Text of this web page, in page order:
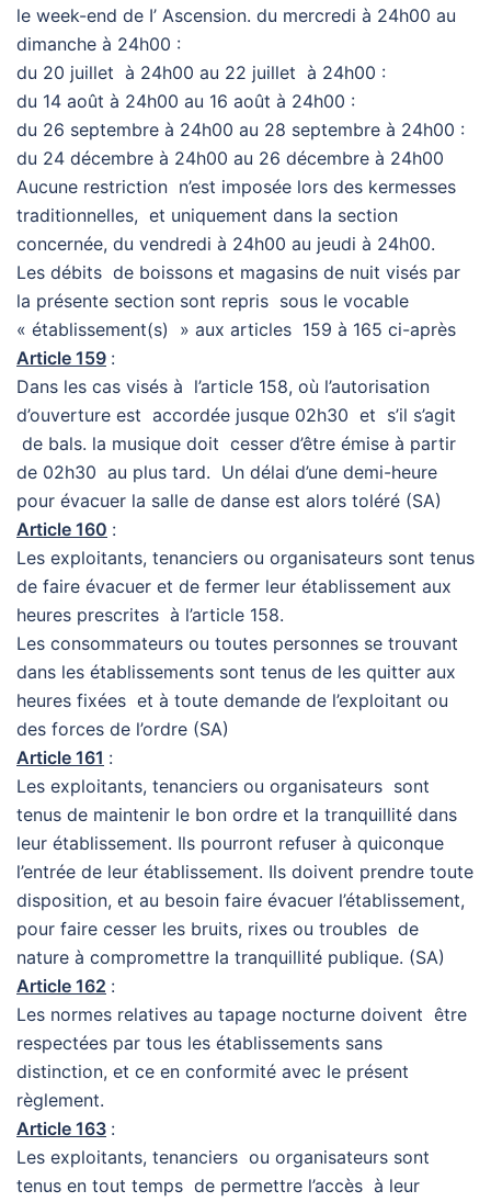
le week-end de I’ Ascension. du mercredi à 24h00 au
dimanche à 24h00 :
du 20 juillet à 24h00 au 22 juillet à 24h00 :
du 14 août à 24h00 au 16 août à 24h00 :
du 26 septembre à 24h00 au 28 septembre à 24h00 :
du 24 décembre à 24h00 au 26 décembre à 24h00
Aucune restriction n’est imposée lors des kermesses
traditionnelles, et uniquement dans la section
concernée, du vendredi à 24h00 au jeudi à 24h00.
Les débits de boissons et magasins de nuit visés par
la présente section sont repris sous le vocable
« établissement(s) » aux articles 159 à 165 ci-après
Article 159 :
Dans les cas visés à l’article 158, où l’autorisation
d’ouverture est accordée jusque 02h30 et s’il s’agit
de bals. la musique doit cesser d’être émise à partir
de 02h30 au plus tard. Un délai d’une demi-heure
pour évacuer la salle de danse est alors toléré (SA)
Article 160 :
Les exploitants, tenanciers ou organisateurs sont tenus
de faire évacuer et de fermer leur établissement aux
heures prescrites à l’article 158.
Les consommateurs ou toutes personnes se trouvant
dans les établissements sont tenus de les quitter aux
heures fixées et à toute demande de l’exploitant ou
des forces de l’ordre (SA)
Article 161 :
Les exploitants, tenanciers ou organisateurs sont
tenus de maintenir le bon ordre et la tranquillité dans
leur établissement. Ils pourront refuser à quiconque
l’entrée de leur établissement. Ils doivent prendre toute
disposition, et au besoin faire évacuer l’établissement,
pour faire cesser les bruits, rixes ou troubles de
nature à compromettre la tranquillité publique. (SA)
Article 162 :
Les normes relatives au tapage nocturne doivent être
respectées par tous les établissements sans
distinction, et ce en conformité avec le présent
règlement.
Article 163 :
Les exploitants, tenanciers ou organisateurs sont
tenus en tout temps de permettre l’accès à leur